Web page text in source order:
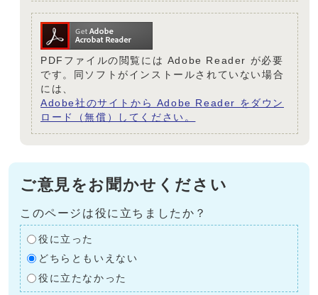
PDFファイルの閲覧には Adobe Reader が必要
です。同ソフトがインストールされていない場合
には、
Adobe社のサイトから Adobe Reader をダウン
ロード（無償）してください。
ご意見をお聞かせください
このページは役に立ちましたか？
役に立った
どちらともいえない
役に立たなかった